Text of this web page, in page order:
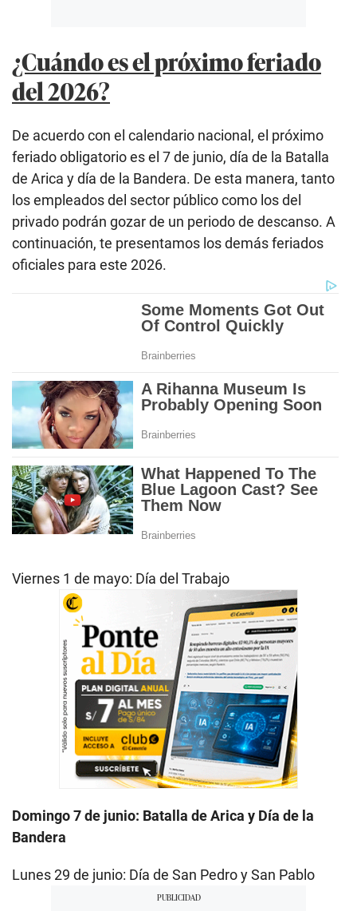
¿Cuándo es el próximo feriado
del 2026?
De acuerdo con el calendario nacional, el próximo
feriado obligatorio es el 7 de junio, día de la Batalla
de Arica y día de la Bandera. De esta manera, tanto
los empleados del sector público como los del
privado podrán gozar de un periodo de descanso. A
continuación, te presentamos los demás feriados
oficiales para este 2026.
Viernes 1 de mayo: Día del Trabajo
Domingo 7 de junio: Batalla de Arica y Día de la
Bandera
Lunes 29 de junio: Día de San Pedro y San Pablo